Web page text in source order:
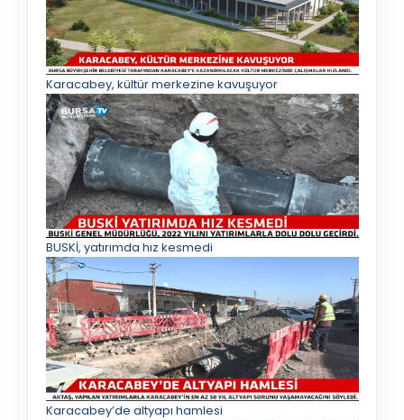
Karacabey, kültür merkezine kavuşuyor
BUSKİ, yatırımda hız kesmedi
Karacabey’de altyapı hamlesi